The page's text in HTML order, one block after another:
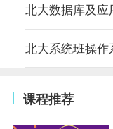
北大数据库及应
北大系统班操作
课程推荐